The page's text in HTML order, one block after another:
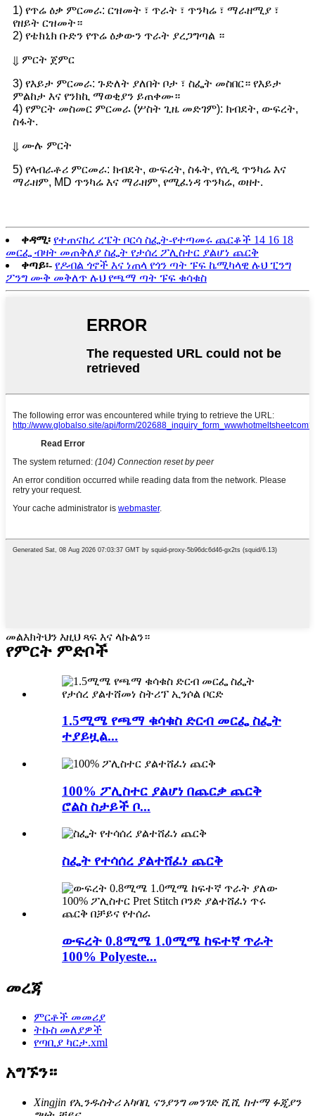
1) የጥሬ ዕቃ ምርመራ: ርዝመት ፣ ጥራት ፣ ጥንካሬ ፣ ማራዘሚያ ፣
የዘይት ርዝመት።
2) የቴክኒክ ቡድን የጥሬ ዕቃውን ጥራት ያረጋግጣል ።
⇓ ምርት ጀምር
3) የእይታ ምርመራ: ጉድለት ያለበት ቦታ ፣ ስፌት መስበር። የእይታ
ምልከታ እና የንክኪ ማወቂያን ይጠቀሙ።
4) የምርት መስመር ምርመራ (ሦስት ጊዜ መድገም): ክብደት, ውፍረት,
ስፋት.
⇓ ሙሉ ምርት
5) የላብራቶሪ ምርመራ: ክብደት, ውፍረት, ስፋት, የሲዲ ጥንካሬ እና
ማራዘም, MD ጥንካሬ እና ማራዘም, የሚፈነዳ ጥንካሬ, ወዘተ.
ቀዳሚ፡ የተጠናከረ ረፔት ቦርሳ ስፌት-የተጣመሩ ጨርቆች 14 16 18
መርፌ ብዛት መጠቅለያ ስፌት የታሰረ ፖሊስተር ያልሆነ ጨርቅ
ቀጣይ፡- የዶብል ጎኖች እና ነጠላ የጎን ጣት ፑፍ ኬሚካላዊ ሉህ ፒንግ
ፖንግ ሙቅ መቅለጥ ሉህ የጫማ ጣት ፑፍ ቁሳቁስ
መልእክትህን እዚህ ጻፍ እና ላኩልን።
የምርት ምድቦች
1.5ሚሜ የጫማ ቁሳቁስ ድርብ መርፌ ስፌት
ተያይዟል...
100% ፖሊስተር ያልሆነ በጨርቃ ጨርቅ
ሮልስ ስታይች ቦ...
ስፌት የተሳሰረ ያልተሸፈነ ጨርቅ
ውፍረት 0.8ሚሜ 1.0ሚሜ ከፍተኛ ጥራት
100% Polyeste...
መረጃ
ምርቶች መመሪያ
ትኩስ መለያዎች
የጣቢያ ካርታ.xml
አግኙን።
Xingjin የኢንዱስትሪ አካባቢ ናንያንግ መንገድ ሺሺ ከተማ ፉጂያን